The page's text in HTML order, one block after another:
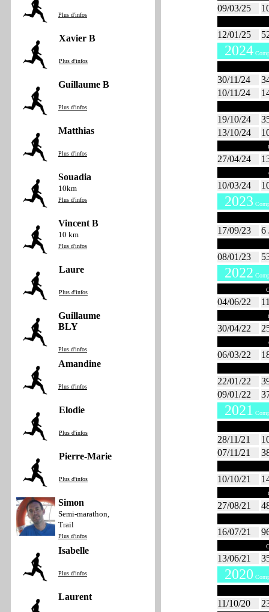
Plus d'infos
Xavier B
Plus d'infos
Guillaume B
Plus d'infos
Matthias
Plus d'infos
Souadia
10km
Plus d'infos
Vincent B
10 km
Plus d'infos
Laure
Plus d'infos
Guillaume
BLY
Plus d'infos
Amandine
Plus d'infos
Elodie
Plus d'infos
Pierre-Marie
Plus d'infos
Simon
Semi-marathon,
Trail
Plus d'infos
Isabelle
Plus d'infos
Laurent
09/03/25
12/01/25
2024
30/11/24
10/11/24
19/10/24
13/10/24
27/04/24
10/03/24
2023
17/09/23 6
08/01/23
2022
04/06/22
30/04/22
06/03/22
22/01/22
09/01/22
2021
28/11/21
07/11/21
10/10/21
27/08/21
16/07/21
13/06/21
2020
11/10/20